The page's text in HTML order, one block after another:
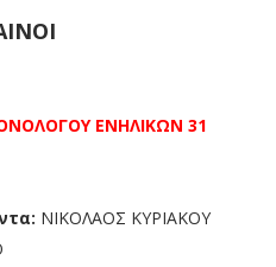
ΕΝΗΛΙΚΩΝ 31
ΝΙΚΟΛΑΟΣ ΚΥΡΙΑΚΟΥ